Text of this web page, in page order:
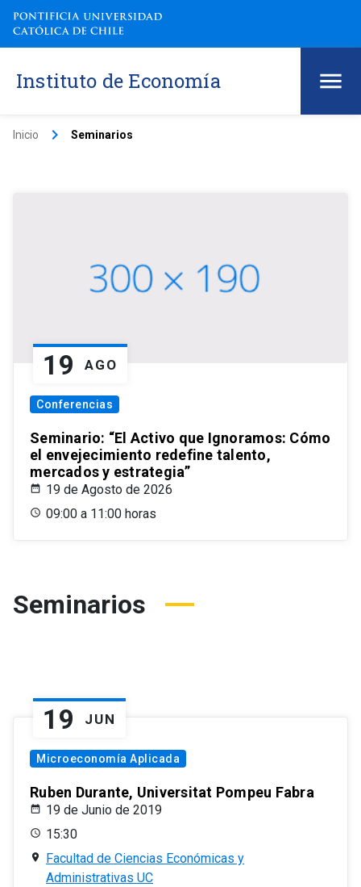
Instituto de Economía
Inicio keyboard_arrow_right Seminarios
19 AGO
Conferencias
Seminario: “El Activo que Ignoramos: Cómo
el envejecimiento redefine talento,
mercados y estrategia”
19 de Agosto de 2026
09:00 a 11:00 horas
Seminarios
19 JUN
Microeconomía Aplicada
Ruben Durante, Universitat Pompeu Fabra
19 de Junio de 2019
15:30
Facultad de Ciencias Económicas y
Administrativas UC